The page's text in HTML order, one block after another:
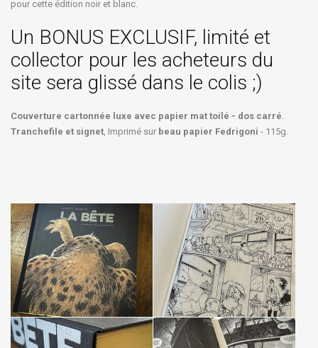
pour cette édition noir et blanc.
Un BONUS EXCLUSIF, limité et
collector pour les acheteurs du
site sera glissé dans le colis ;)
Couverture cartonnée luxe avec papier mat toilé - dos carré.
Tranchefile et signet, Imprimé sur beau papier Fedrigoni - 115g.